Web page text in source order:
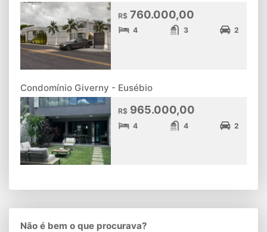
R$ 760.000,00
4 3 2
Condomínio Giverny - Eusébio
R$ 965.000,00
4 4 2
Não é bem o que procurava?